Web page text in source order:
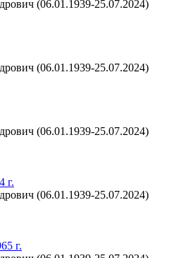
(06.01.1939-25.07.2024)
(06.01.1939-25.07.2024)
(06.01.1939-25.07.2024)
г.
(06.01.1939-25.07.2024)
г.